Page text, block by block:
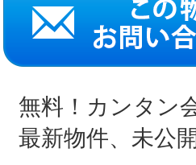
無料！カンタン
最新物件、未公